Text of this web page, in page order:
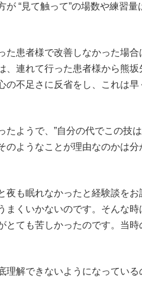
“見て触って”の場数や練習
患者様で改善しなかった場
連れて行った患者様から熊
不足さに反省をし、これは
ようで、”自分の代でこの技
ようなことが理由なのかは
も眠れなかったと経験談を
くいかないのです。そんな
ても苦しかったのです。当
解できないようになってい